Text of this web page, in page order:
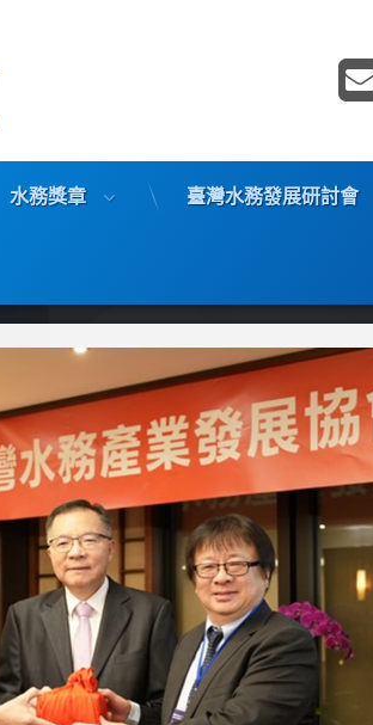
臺灣水務產業發展協會
水務獎章 臺灣水務發展研討會